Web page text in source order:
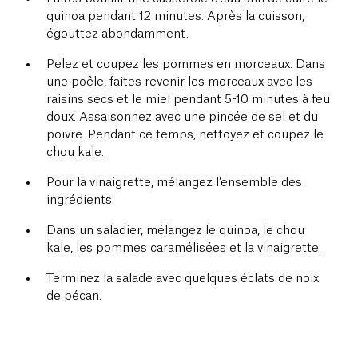
quinoa pendant 12 minutes. Après la cuisson,
égouttez abondamment.
Pelez et coupez les pommes en morceaux. Dans
une poêle, faites revenir les morceaux avec les
raisins secs et le miel pendant 5-10 minutes à feu
doux. Assaisonnez avec une pincée de sel et du
poivre. Pendant ce temps, nettoyez et coupez le
chou kale.
Pour la vinaigrette, mélangez l’ensemble des
ingrédients.
Dans un saladier, mélangez le quinoa, le chou
kale, les pommes caramélisées et la vinaigrette.
Terminez la salade avec quelques éclats de noix
de pécan.